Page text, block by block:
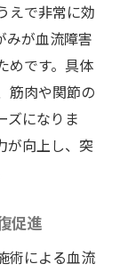
えで非常に効
みが血流障害
めです。具体
筋肉や関節の
ズになりま
が向上し、突
促進
術による血流